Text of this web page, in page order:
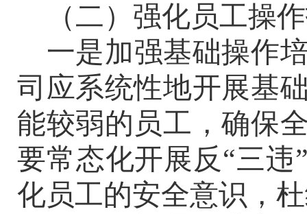
（二）强化员工操
一是加强基础操作
司 应系统性地开展基
能较弱的员工，确保
要常态化开展反 “三违
化员工的安全意识，